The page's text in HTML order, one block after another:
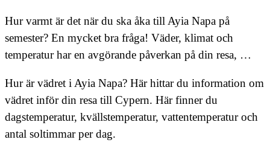
Hur varmt är det när du ska åka till Ayia Napa på
semester? En mycket bra fråga! Väder, klimat och
temperatur har en avgörande påverkan på din resa, …
Hur är vädret i Ayia Napa? Här hittar du information om
vädret inför din resa till Cypern. Här finner du
dagstemperatur, kvällstemperatur, vattentemperatur och
antal soltimmar per dag.